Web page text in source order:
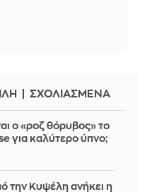
ΣΧΟΛΙΑΣΜΕΝΑ
ο «ροζ θόρυβος» το
για καλύτερο ύπνο;
την Κυψέλη ανήκει η